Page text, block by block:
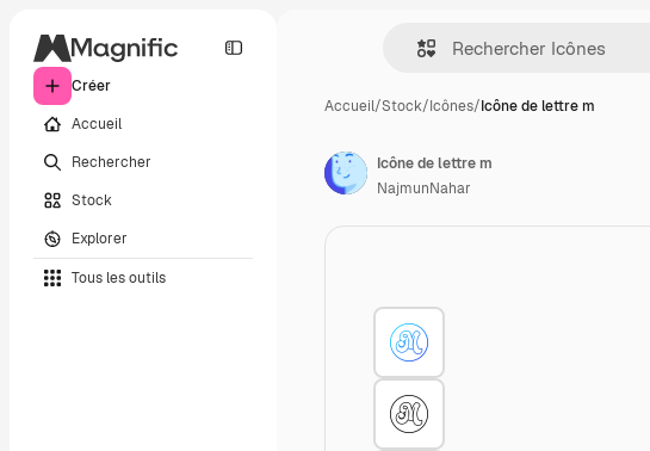
Créer
Accueil
Rechercher
Stock
Explorer
Tous les outils
Accueil/Stock/Icônes/Icône de lettre m
Icône de lettre m
NajmunNahar